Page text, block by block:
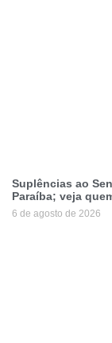
Suplências ao
Paraíba; veja
6 de agosto de 2026